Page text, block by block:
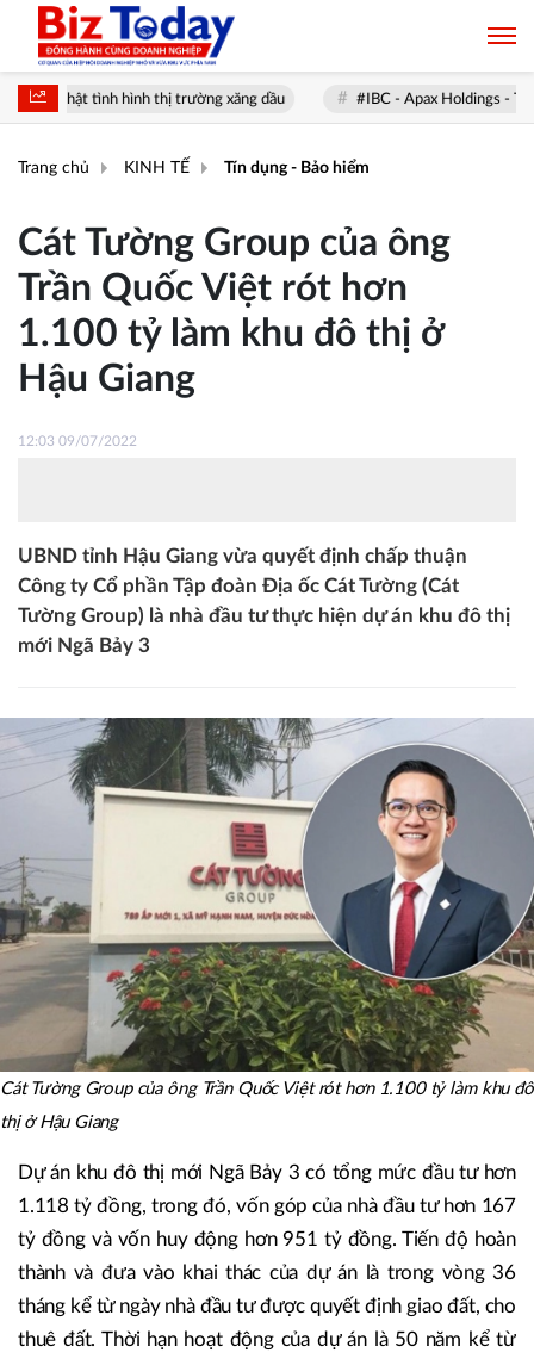
tình hình thị trường xăng dầu #IBC - Apax Holdings - Thông Tin &
Trang chủ KINH TẾ Tín dụng - Bảo hiểm
Cát Tường Group của ông
Trần Quốc Việt rót hơn
1.100 tỷ làm khu đô thị ở
Hậu Giang
12:03 09/07/2022
UBND tỉnh Hậu Giang vừa quyết định chấp thuận
Công ty Cổ phần Tập đoàn Địa ốc Cát Tường (Cát
Tường Group) là nhà đầu tư thực hiện dự án khu đô thị
mới Ngã Bảy 3
Cát Tường Group của ông Trần Quốc Việt rót hơn 1.100 tỷ làm khu đô
thị ở Hậu Giang
Dự án khu đô thị mới Ngã Bảy 3 có tổng mức đầu tư hơn
1.118 tỷ đồng, trong đó, vốn góp của nhà đầu tư hơn 167
tỷ đồng và vốn huy động hơn 951 tỷ đồng. Tiến độ hoàn
thành và đưa vào khai thác của dự án là trong vòng 36
tháng kể từ ngày nhà đầu tư được quyết định giao đất, cho
thuê đất. Thời hạn hoạt động của dự án là 50 năm kể từ